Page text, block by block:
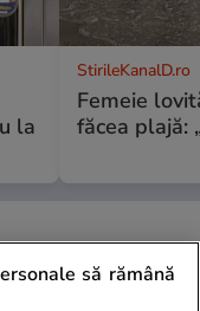
la
StirileKanalD.ro
Femeie
făcea plajă:
să rămână